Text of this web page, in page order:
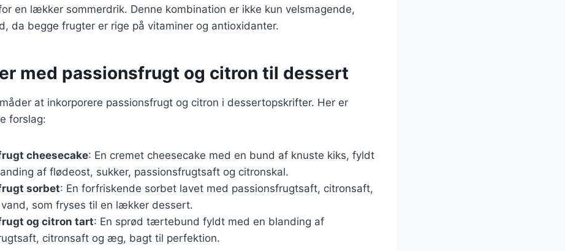
en lækker sommerdrik. Denne kombination er ikke kun velsmagende,
da begge frugter er rige på vitaminer og antioxidanter.
med passionsfrugt og citron til dessert
at inkorporere passionsfrugt og citron i dessertopskrifter. Her er
forslag:
cheesecake: En cremet cheesecake med en bund af knuste kiks, fyldt
af flødeost, sukker, passionsfrugtsaft og citronskal.
sorbet: En forfriskende sorbet lavet med passionsfrugtsaft, citronsaft,
vand, som fryses til en lækker dessert.
og citron tart: En sprød tærtebund fyldt med en blanding af
citronsaft og æg, bagt til perfektion.